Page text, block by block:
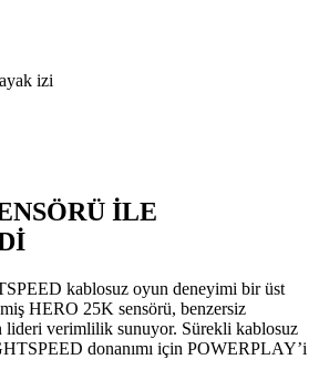
izi
İLE
kablosuz oyun deneyimi bir üst
HERO 25K sensörü, benzersiz
lideri verimlilik sunuyor. Sürekli kablosuz
donanımı için POWERPLAY’i